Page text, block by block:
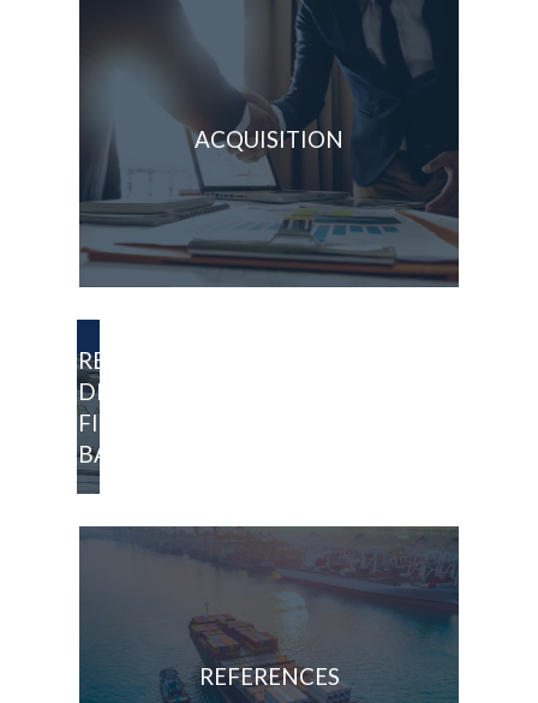
ACQUISITION
RECHERCHE
DE
FINANCEMENTS
BANCAIRES
REFERENCES